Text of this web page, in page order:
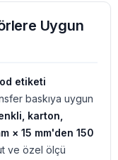
Uygun
etiketi
baskıya uygun
karton,
× 15 mm'den 150
ve özel ölçü